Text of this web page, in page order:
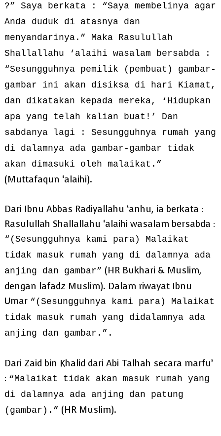
?” Saya berkata : “Saya membelinya agar
Anda duduk di atasnya dan
menyandarinya.” Maka Rasulullah
Shallallahu ‘alaihi wasalam bersabda :
“Sesungguhnya pemilik (pembuat) gambar-
gambar ini akan disiksa di hari Kiamat,
dan dikatakan kepada mereka, ‘Hidupkan
apa yang telah kalian buat!’ Dan
sabdanya lagi : Sesungguhnya rumah yang
di dalamnya ada gambar-gambar tidak
akan dimasuki oleh malaikat.”
(Muttafaqun ‘alaihi).
Dari Ibnu Abbas Radiyallahu ‘anhu, ia berkata :
Rasulullah Shallallahu ‘alaihi wasalam bersabda :
“(Sesungguhnya kami para) Malaikat
tidak masuk rumah yang di dalamnya ada
anjing dan gambar” (HR Bukhari & Muslim,
dengan lafadz Muslim). Dalam riwayat Ibnu
Umar “(Sesungguhnya kami para) Malaikat
tidak masuk rumah yang didalamnya ada
anjing dan gambar.”.
Dari Zaid bin Khalid dari Abi Talhah secara marfu’
: “Malaikat tidak akan masuk rumah yang
di dalamnya ada anjing dan patung
(gambar).” (HR Muslim).